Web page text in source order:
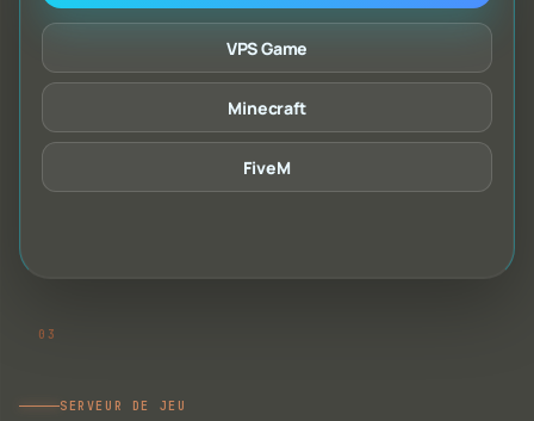
VPS Game
Minecraft
FiveM
SERVEUR DE JEU